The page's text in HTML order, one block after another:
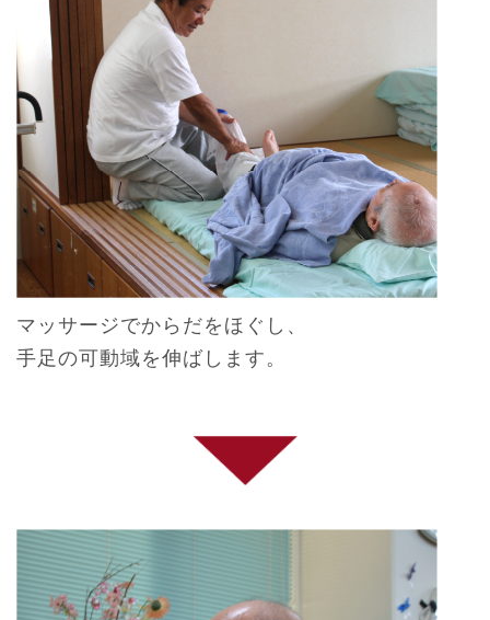
マッサージでからだをほぐし、
手足の可動域を伸ばします。